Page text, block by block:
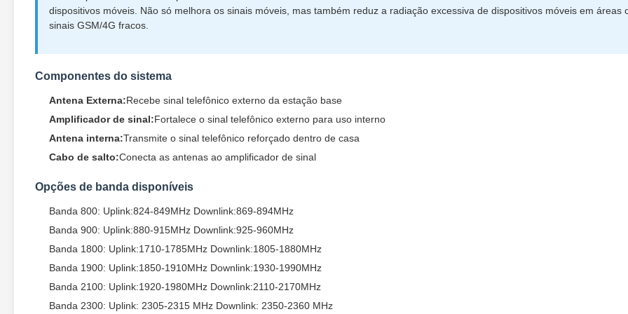
dispositivos móveis. Não só melhora os sinais móveis, mas também reduz a radiação excessiva de dispositivos móveis em áreas
sinais GSM/4G fracos.
Componentes do sistema
Antena Externa:Recebe sinal telefônico externo da estação base
Amplificador de sinal:Fortalece o sinal telefônico externo para uso interno
Antena interna:Transmite o sinal telefônico reforçado dentro de casa
Cabo de salto:Conecta as antenas ao amplificador de sinal
Opções de banda disponíveis
Banda 800: Uplink:824-849MHz Downlink:869-894MHz
Banda 900: Uplink:880-915MHz Downlink:925-960MHz
Banda 1800: Uplink:1710-1785MHz Downlink:1805-1880MHz
Banda 1900: Uplink:1850-1910MHz Downlink:1930-1990MHz
Banda 2100: Uplink:1920-1980MHz Downlink:2110-2170MHz
Banda 2300: Uplink: 2305-2315 MHz Downlink: 2350-2360 MHz